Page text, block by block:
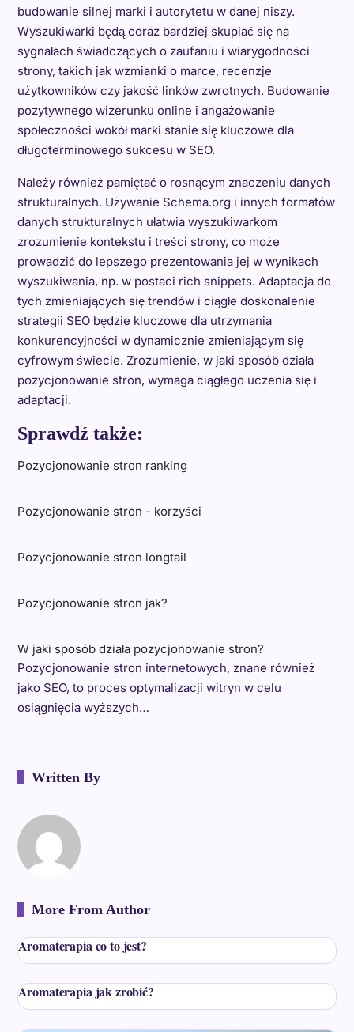
budowanie silnej marki i autorytetu w danej niszy.
Wyszukiwarki będą coraz bardziej skupiać się na
sygnałach świadczących o zaufaniu i wiarygodności
strony, takich jak wzmianki o marce, recenzje
użytkowników czy jakość linków zwrotnych. Budowanie
pozytywnego wizerunku online i angażowanie
społeczności wokół marki stanie się kluczowe dla
długoterminowego sukcesu w SEO.
Należy również pamiętać o rosnącym znaczeniu danych
strukturalnych. Używanie Schema.org i innych formatów
danych strukturalnych ułatwia wyszukiwarkom
zrozumienie kontekstu i treści strony, co może
prowadzić do lepszego prezentowania jej w wynikach
wyszukiwania, np. w postaci rich snippets. Adaptacja do
tych zmieniających się trendów i ciągłe doskonalenie
strategii SEO będzie kluczowe dla utrzymania
konkurencyjności w dynamicznie zmieniającym się
cyfrowym świecie. Zrozumienie, w jaki sposób działa
pozycjonowanie stron, wymaga ciągłego uczenia się i
adaptacji.
Sprawdź także:
Pozycjonowanie stron ranking
Pozycjonowanie stron - korzyści
Pozycjonowanie stron longtail
Pozycjonowanie stron jak?
W jaki sposób działa pozycjonowanie stron?
Pozycjonowanie stron internetowych, znane również
jako SEO, to proces optymalizacji witryn w celu
osiągnięcia wyższych…
Written By
More From Author
Aromaterapia co to jest?
Aromaterapia jak zrobić?